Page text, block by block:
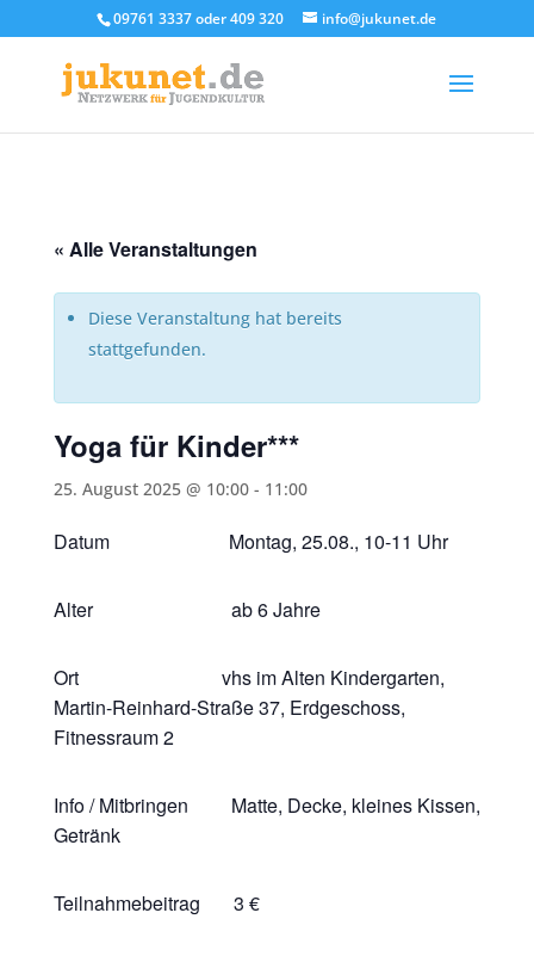
09761 3337 oder 409 320 info@jukunet.de
« Alle Veranstaltungen
Diese Veranstaltung hat bereits
stattgefunden.
Yoga für Kinder***
25. August 2025 @ 10:00- 11:00
Datum Montag, 25.08., 10-11 Uhr
Alter ab 6 Jahre
Ort vhs im Alten Kindergarten,
Martin-Reinhard-Straße 37, Erdgeschoss,
Fitnessraum 2
Info / Mitbringen Matte, Decke, kleines Kissen,
Getränk
Teilnahmebeitrag 3 €